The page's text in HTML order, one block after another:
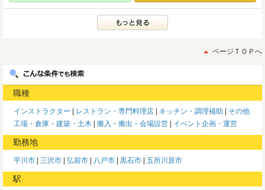
ページＴＯＰへ
職種
インストラクター レストラン・専門料理店 キッチン・調理補助
その他
工場・倉庫・建築・土木
搬入・搬出・会場設営 イベント企画・運営
勤務地
平川市 三沢市 弘前市 八戸市 黒石市 五所川原市
駅